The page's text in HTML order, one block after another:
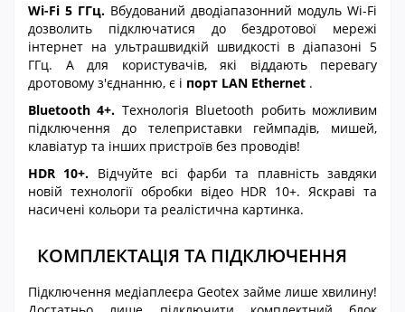
Wi-Fi 5 ГГц. Вбудований дводіапазонний модуль Wi-Fi
дозволить підключатися до бездротової мережі
інтернет на ультрашвидкій швидкості в діапазоні 5
ГГц. А для користувачів, які віддають перевагу
дротовому з'єднанню, є і порт LAN Ethernet .
Bluetooth 4+. Технологія Bluetooth робить можливим
підключення до телеприставки геймпадів, мишей,
клавіатур та інших пристроїв без проводів!
HDR 10+. Відчуйте всі фарби та плавність завдяки
новій технології обробки відео HDR 10+. Яскраві та
насичені кольори та реалістична картинка.
КОМПЛЕКТАЦІЯ ТА ПІДКЛЮЧЕННЯ
Підключення медіаплеєра Geotex займе лише хвилину!